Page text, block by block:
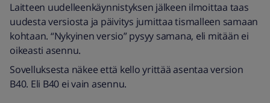
Laitteen uudelleenkäynnistyksen jälkeen ilmoittaa taas
uudesta versiosta ja päivitys jumittaa tismalleen samaan
kohtaan. “Nykyinen versio” pysyy samana, eli mitään ei
oikeasti asennu.
Sovelluksesta näkee että kello yrittää asentaa version
B40. Eli B40 ei vain asennu.